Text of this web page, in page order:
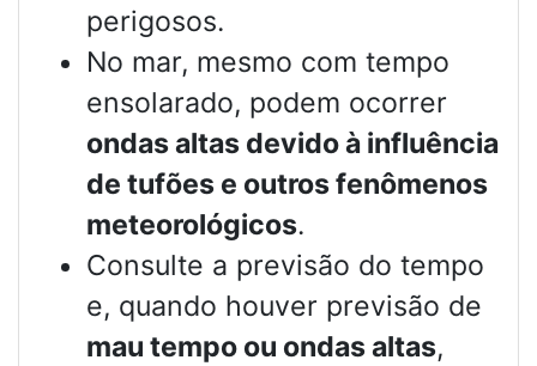
perigosos.
No mar, mesmo com tempo
ensolarado, podem ocorrer
ondas altas devido à influência
de tufões e outros fenômenos
meteorológicos.
Consulte a previsão do tempo
e, quando houver previsão de
mau tempo ou ondas altas,